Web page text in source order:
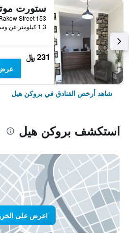
ستورت
1.3 كيلومتر عن وسط المدينة
231 ﷼
شاهد أرخص الفنادق في بروكن هيل
استكشف بروكن هيل
اعرض على